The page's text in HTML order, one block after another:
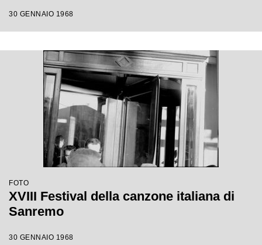
30 GENNAIO 1968
FOTO
XVIII Festival della canzone italiana di
Sanremo
30 GENNAIO 1968